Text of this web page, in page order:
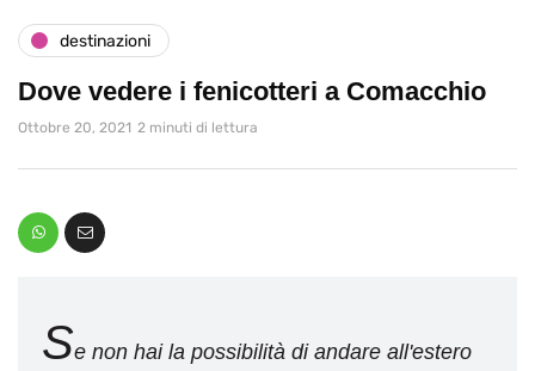
destinazioni
Dove vedere i fenicotteri a Comacchio
Ottobre 20, 2021 2 minuti di lettura
Se non hai la possibilità di andare all'estero